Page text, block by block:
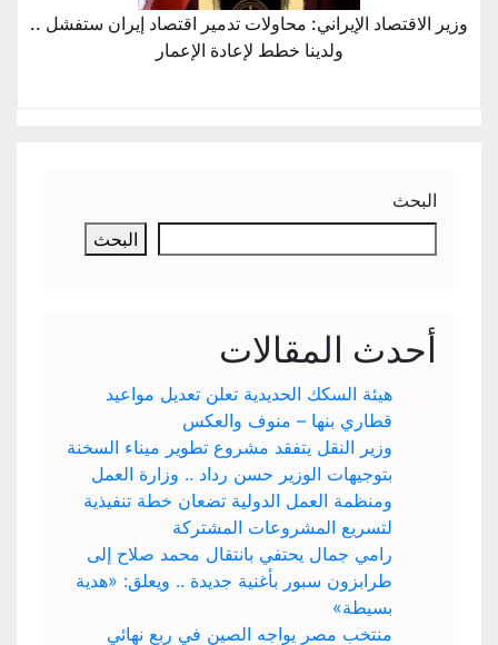
وزير الاقتصاد الإيراني: محاولات تدمير اقتصاد إيران ستفشل ..
ولدينا خطط لإعادة الإعمار
البحث
البحث
أحدث المقالات
هيئة السكك الحديدية تعلن تعديل مواعيد
قطاري بنها – منوف والعكس
وزير النقل يتفقد مشروع تطوير ميناء السخنة
بتوجيهات الوزير حسن رداد .. وزارة العمل
ومنظمة العمل الدولية تضعان خطة تنفيذية
لتسريع المشروعات المشتركة
رامي جمال يحتفي بانتقال محمد صلاح إلى
طرابزون سبور بأغنية جديدة .. ويعلق: «هدية
بسيطة»
منتخب مصر يواجه الصين في ربع نهائي